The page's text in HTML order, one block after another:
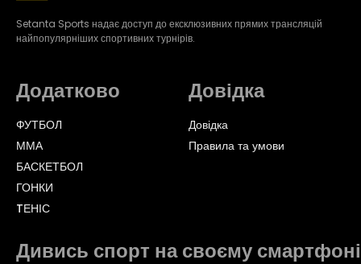
Setanta Sports надає доступ до ексклюзивних прямих трансляцій
найпопулярніших спортивних турнірів.
Додатково
ФУТБОЛ
ММА
БАСКЕТБОЛ
ГОНКИ
TЕНІС
Довідка
Довідка
Правила та умови
Дивись спорт на своєму смартфоні